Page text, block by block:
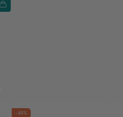
-40%